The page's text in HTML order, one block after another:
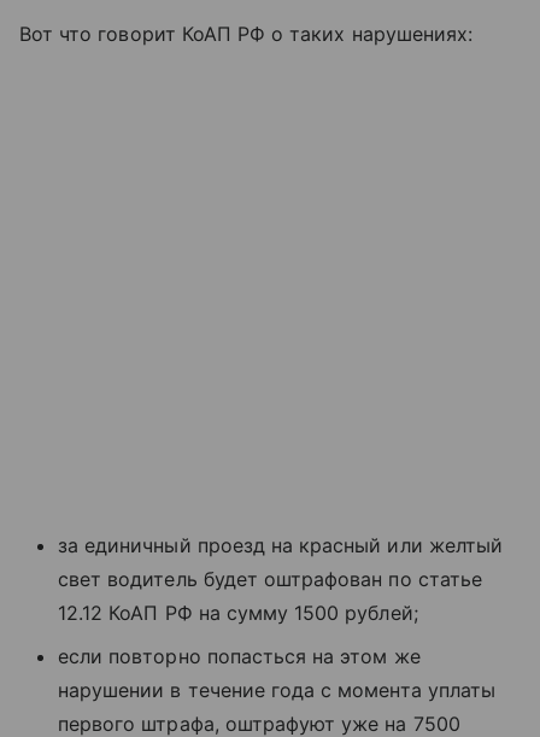
Вот что говорит КоАП РФ о таких нарушениях:
за единичный проезд на красный или желтый
свет водитель будет оштрафован по статье
12.12 КоАП РФ на сумму 1500 рублей;
если повторно попасться на этом же
нарушении в течение года с момента уплаты
первого штрафа, оштрафуют уже на 7500